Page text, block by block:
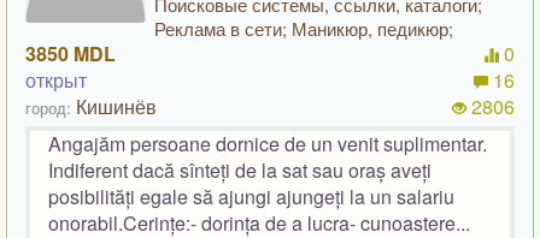
Реклама в сети; Маникюр, педикюр;
3850 MDL
открыт
город: Кишинёв
0
16
2806
Angajăm persoane dornice de un venit suplimentar.
Indiferent dacă sînteți de la sat sau oraș aveți
posibilități egale să ajungi ajungeți la un salariu
onorabil.Cerințe:- dorința de a lucra- cunoastere...